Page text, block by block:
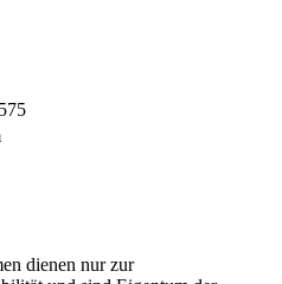
dienen nur zur